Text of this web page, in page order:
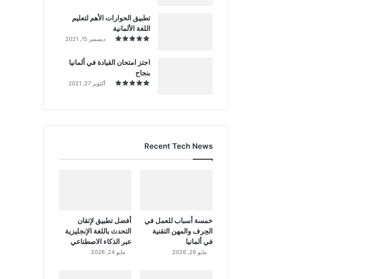
تطبيق الحوارات الأهم لتعليم
اللغة الألمانية
ديسمبر 15, 2021
اجتز امتحان القيادة في ألمانيا
بنجاح
أكتوبر 27, 2021
Recent Tech News
خمسة أسباب للعمل في
الحِرف والمهن التقنية
في ألمانيا
مايو 26, 2026
أفضل تطبيق لإتقان
التحدث باللغة الإنجليزية
عبر الذكاء الاصطناعي
مايو 24, 2026